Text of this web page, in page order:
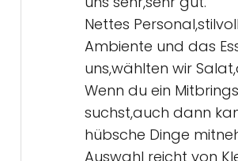
Nettes
Ambiente und das
uns,wählten wir
Wenn du ein
suchst,auch dann
hübsche Dinge
Auswahl reicht von